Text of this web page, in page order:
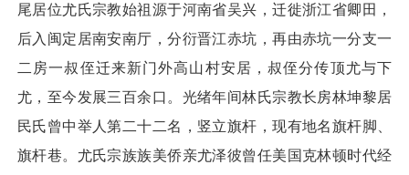
尾居位尤氏宗教始祖源于河南省吴兴，迁徙浙江省卿田，
后入闽定居南安南厅，分衍晋江赤坑，再由赤坑一分支一
二房一叔侄迁来新门外高山村安居，叔侄分传顶尤与下
尤，至今发展三百余口。光绪年间林氏宗教长房林坤黎居
民氏曾中举人第二十二名，竖立旗杆，现有地名旗杆脚、
旗杆巷。尤氏宗族族美侨亲尤泽彼曾任美国克林顿时代经